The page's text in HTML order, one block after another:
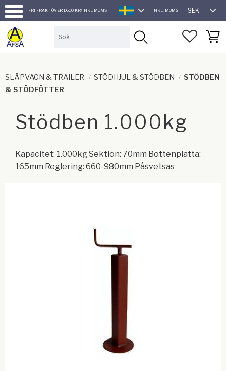
Meny
FRI FRAKT ÖVER 1.600 KR/INKL MOMS
SVENSKA
INKL. MOMS SEK
SLÄPVAGN & TRAILER STÖDHJUL & STÖDBEN
STÖDBEN
& STÖDFÖTTER
Stödben 1.000kg
Kapacitet: 1.000kg Sektion: 70mm Bottenplatta:
165mm Reglering: 660-980mm Påsvetsas